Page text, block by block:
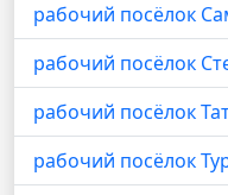
рабочий посёлок
рабочий посёлок
рабочий посёлок
рабочий посёлок